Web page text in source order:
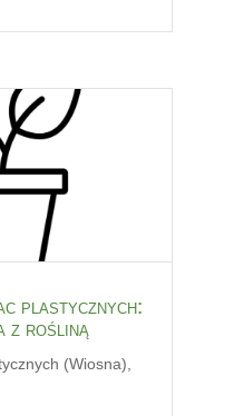
plastycznych:
z rośliną
(Wiosna)